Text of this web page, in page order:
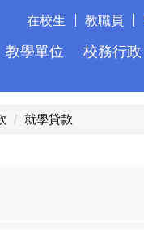
教學單位 校務行政
在校生 教職員
就學貸款